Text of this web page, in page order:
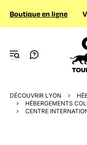
Boutique en ligne
DÉCOUVRIR LYON
HÉBERGEMENTS
CENTRE